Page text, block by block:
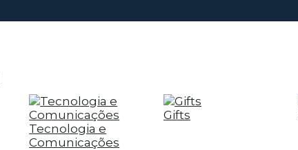
Tecnologia e
Comunicações
Gifts